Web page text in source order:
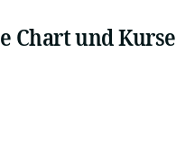
Chart und Kurse